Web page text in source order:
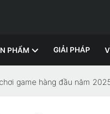
PHẨM GIẢI PHÁP
game hàng đầu năm